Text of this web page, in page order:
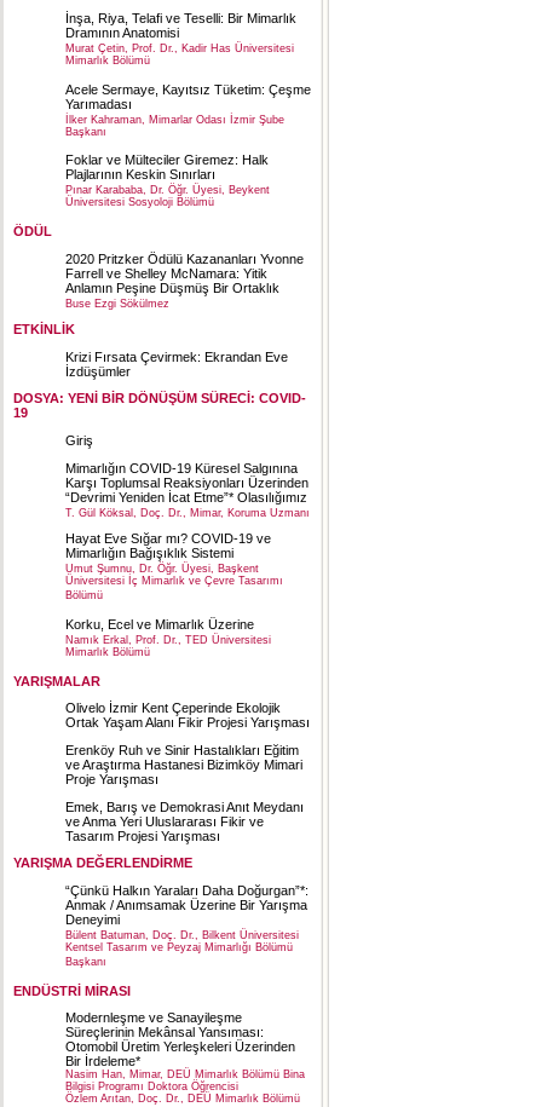
İnşa, Riya, Telafi ve Teselli: Bir Mimarlık
Dramının Anatomisi
Murat Çetin, Prof. Dr., Kadir Has Üniversitesi
Mimarlık Bölümü
Acele Sermaye, Kayıtsız Tüketim: Çeşme
Yarımadası
İlker Kahraman, Mimarlar Odası İzmir Şube
Başkanı
Foklar ve Mülteciler Giremez: Halk
Plajlarının Keskin Sınırları
Pınar Karababa, Dr. Öğr. Üyesi, Beykent
Üniversitesi Sosyoloji Bölümü
ÖDÜL
2020 Pritzker Ödülü Kazananları Yvonne
Farrell ve Shelley McNamara: Yitik
Anlamın Peşine Düşmüş Bir Ortaklık
Buse Ezgi Sökülmez
ETKİNLİK
Krizi Fırsata Çevirmek: Ekrandan Eve
İzdüşümler
DOSYA: YENİ BİR DÖNÜŞÜM SÜRECİ: COVID-
19
Giriş
Mimarlığın COVID-19 Küresel Salgınına
Karşı Toplumsal Reaksiyonları Üzerinden
“Devrimi Yeniden İcat Etme”* Olasılığımız
T. Gül Köksal, Doç. Dr., Mimar, Koruma Uzmanı
Hayat Eve Sığar mı? COVID-19 ve
Mimarlığın Bağışıklık Sistemi
Umut Şumnu, Dr. Öğr. Üyesi, Başkent
Üniversitesi İç Mimarlık ve Çevre Tasarımı
Bölümü
Korku, Ecel ve Mimarlık Üzerine
Namık Erkal, Prof. Dr., TED Üniversitesi
Mimarlık Bölümü
YARIŞMALAR
Olivelo İzmir Kent Çeperinde Ekolojik
Ortak Yaşam Alanı Fikir Projesi Yarışması
Erenköy Ruh ve Sinir Hastalıkları Eğitim
ve Araştırma Hastanesi Bizimköy Mimari
Proje Yarışması
Emek, Barış ve Demokrasi Anıt Meydanı
ve Anma Yeri Uluslararası Fikir ve
Tasarım Projesi Yarışması
YARIŞMA DEĞERLENDİRME
“Çünkü Halkın Yaraları Daha Doğurgan”*:
Anmak / Anımsamak Üzerine Bir Yarışma
Deneyimi
Bülent Batuman, Doç. Dr., Bilkent Üniversitesi
Kentsel Tasarım ve Peyzaj Mimarlığı Bölümü
Başkanı
ENDÜSTRİ MİRASI
Modernleşme ve Sanayileşme
Süreçlerinin Mekânsal Yansıması:
Otomobil Üretim Yerleşkeleri Üzerinden
Bir İrdeleme*
Nasim Han, Mimar, DEÜ Mimarlık Bölümü Bina
Bilgisi Programı Doktora Öğrencisi
Özlem Arıtan, Doç. Dr., DEÜ Mimarlık Bölümü